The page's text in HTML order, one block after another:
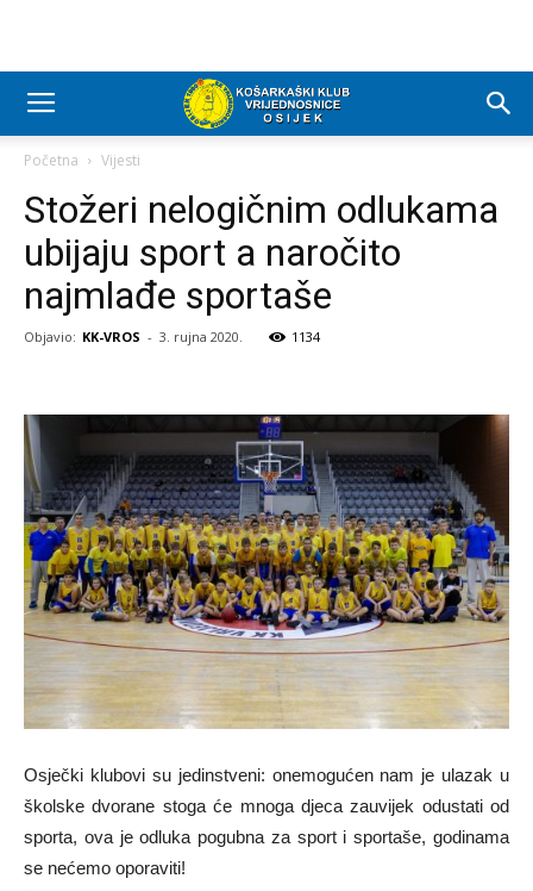
Početna Vijesti
Stožeri nelogičnim odlukama
ubijaju sport a naročito
najmlađe sportaše
Objavio: KK-VROS - 3. rujna 2020. 1134
Osječki klubovi su jedinstveni: onemogućen nam je ulazak u
školske dvorane stoga će mnoga djeca zauvijek odustati od
sporta, ova je odluka pogubna za sport i sportaše, godinama
se nećemo oporaviti!